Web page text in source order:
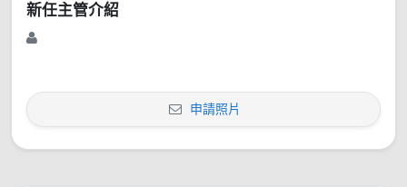
新任主管介紹
申請照片